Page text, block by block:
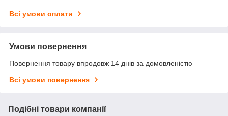
Всі умови оплати
Умови повернення
Повернення товару впродовж 14 днів за домовленістю
Всі умови повернення
Подібні товари компанії